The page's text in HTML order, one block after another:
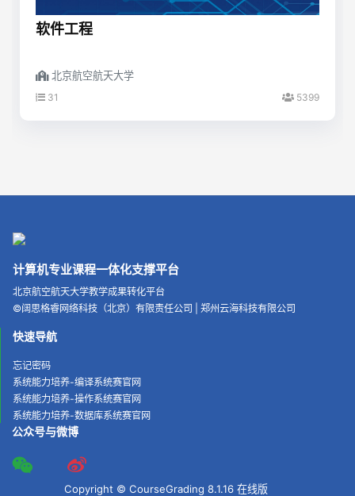
软件工程
北京航空航天大学
31 5399
计算机专业课程一体化支撑平台
北京航空航天大学教学成果转化平台
©阔思格睿网络科技（北京）有限责任公司 郑州云海科技有限公司
快速导航
忘记密码
系统能力培养-编译系统赛官网
系统能力培养-操作系统赛官网
系统能力培养-数据库系统赛官网
公众号与微博
Copyright © CourseGrading 8.1.16 在线版